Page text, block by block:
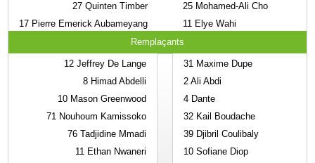
27 Quinten Timber
17 Pierre Emerick Aubameyang
25 Mohamed-Ali Cho
11 Elye Wahi
Remplaçants
12 Jeffrey De Lange
8 Himad Abdelli
10 Mason Greenwood
71 Nouhoum Kamissoko
76 Tadjidine Mmadi
11 Ethan Nwaneri
31 Maxime Dupe
2 Ali Abdi
4 Dante
32 Kail Boudache
39 Djibril Coulibaly
10 Sofiane Diop